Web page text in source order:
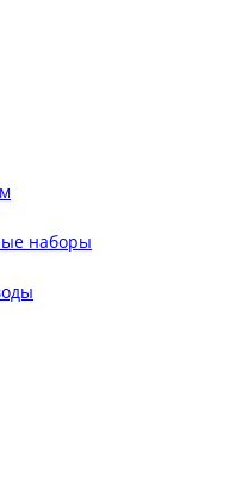
наборы